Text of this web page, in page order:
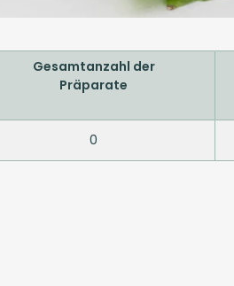
Gesamtanzahl der
Präparate
0